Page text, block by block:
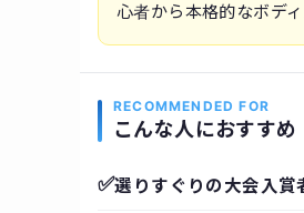
心者から本格的なボデ
RECOMMENDED FOR
こんな人におすすめ
✅選りすぐりの大会入賞